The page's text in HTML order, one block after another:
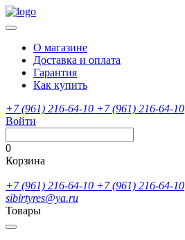
О магазине
Доставка и оплата
Гарантия
Как купить
+7 (961) 216-64-10 +7 (961) 216-64-10
Войти
0
Корзина
+7 (961) 216-64-10 +7 (961) 216-64-10
sibirtyres@ya.ru
Товары